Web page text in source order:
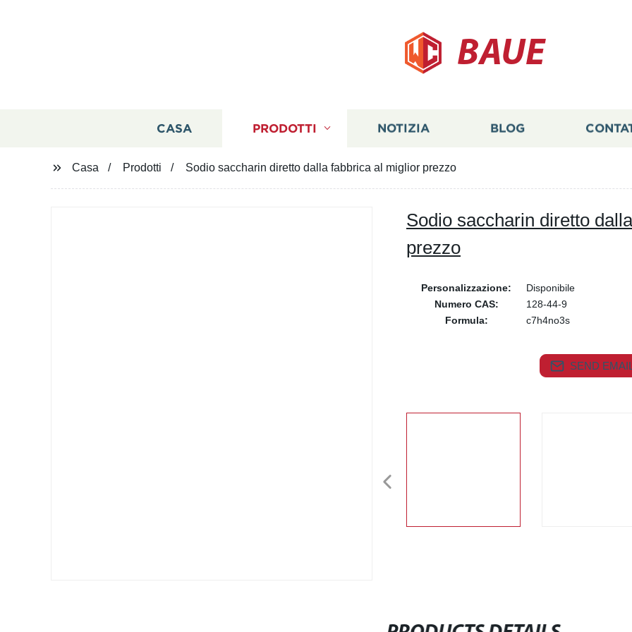
BAUE
CASA PRODOTTI NOTIZIA BLOG
Casa Prodotti Sodio saccharin diretto dalla fabbrica al miglior prezzo
Sodio saccharin diretto
prezzo
Personalizzazione:
Disponibile
Numero CAS:
128-44-9
Formula:
c7h4no3s
SEND